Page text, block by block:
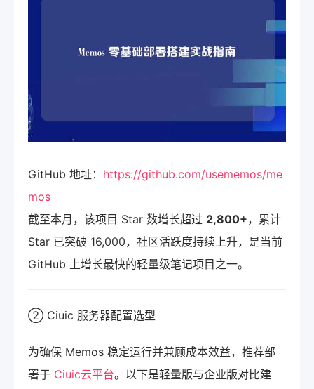
GitHub 地址： https://github.com/usememos/me
mos
截至本月，该项目 Star 数增长超过 2,800+，累计
Star 已突破 16,000，社区活跃度持续上升，是当前
GitHub 上增长最快的轻量级笔记项目之一。
② Ciuic 服务器配置选型
为确保 Memos 稳定运行并兼顾成本效益，推荐部
署于 Ciuic云平台。以下是轻量版与企业版对比建